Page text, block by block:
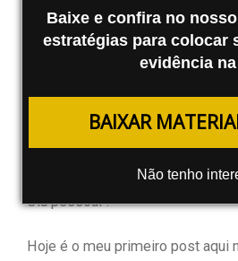
Baixe e confira no
estratégias para colocar
evidência
BAIXAR
Não tenho
usuários resultados de
baseados em keywords e
está realmente
Agência Mestre
Olá pessoal !
Hoje é o meu primeiro post aqui